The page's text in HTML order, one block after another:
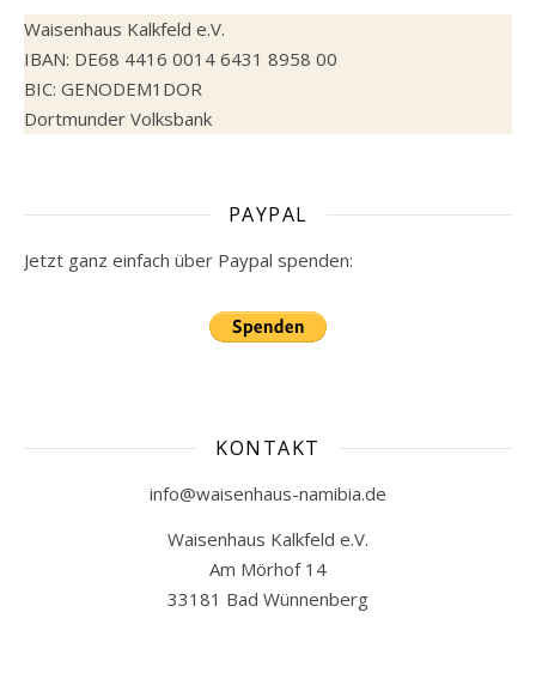
Waisenhaus Kalkfeld e.V.
IBAN: DE68 4416 0014 6431 8958 00
BIC: GENODEM1DOR
Dortmunder Volksbank
PAYPAL
Jetzt ganz einfach über Paypal spenden:
KONTAKT
info@waisenhaus-namibia.de
Waisenhaus Kalkfeld e.V.
Am Mörhof 14
33181 Bad Wünnenberg